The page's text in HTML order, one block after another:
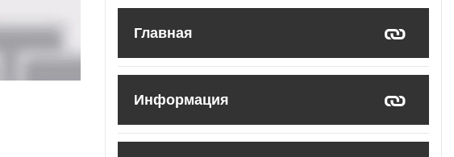
Главная
Информация